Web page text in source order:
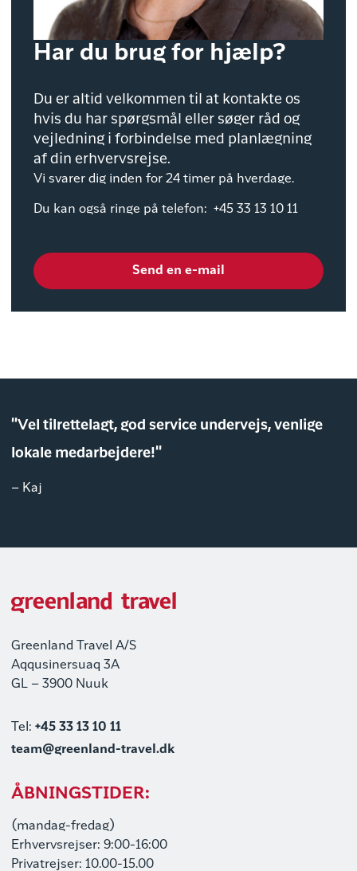
Har du brug for hjælp?
Du er altid velkommen til at kontakte os
hvis du har spørgsmål eller søger råd og
vejledning i forbindelse med planlægning
af din erhvervsrejse.
Vi svarer dig inden for 24 timer på hverdage.
Du kan også ringe på telefon: +45 33 13 10 11
Send en e-mail
"Vel tilrettelagt, god service undervejs, venlige
lokale medarbejdere!"
– Kaj
Greenland Travel A/S
Aqqusinersuaq 3A
GL – 3900 Nuuk
Tel: +45 33 13 10 11
team@greenland-travel.dk
ÅBNINGSTIDER:
(mandag-fredag)
Erhvervsrejser: 9:00-16:00
Privatrejser: 10.00-15.00